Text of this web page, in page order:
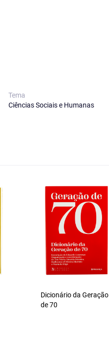
Tema
Ciências Sociais e Humanas
Dicionário da Geração
de 70